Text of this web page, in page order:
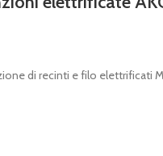
di recinti e filo elettrificati